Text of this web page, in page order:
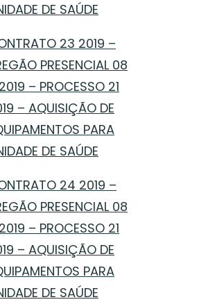
DE SAÚDE
23 2019 –
PRESENCIAL 08
– PROCESSO 21
– AQUISIÇÃO DE
PARA
DE SAÚDE
24 2019 –
PRESENCIAL 08
– PROCESSO 21
– AQUISIÇÃO DE
PARA
DE SAÚDE